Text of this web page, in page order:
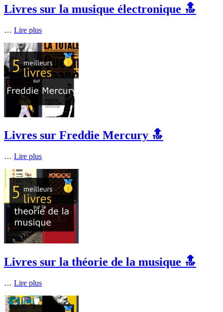
Livres sur la musique électronique 🔝
… Lire plus
Livres sur Freddie Mercury 🔝
… Lire plus
Livres sur la théorie de la musique 🔝
… Lire plus